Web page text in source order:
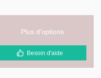
Plus d'options
Besoin d'aide